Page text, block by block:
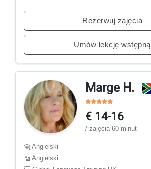
Rezerwuj zajęcia
Umów lekcję wstępną
Marge H.
€ 14-16
/ zajęcia 60 minut
Angielski
Angielski